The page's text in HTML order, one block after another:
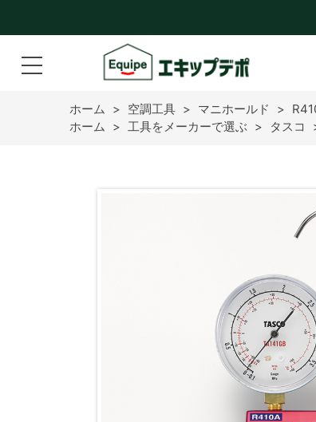
ホーム > 空調工具 > マニホールド >
ホーム > 工具をメーカーで選ぶ > タスコ